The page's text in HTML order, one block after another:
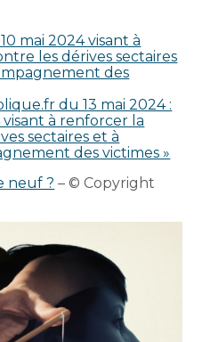
mai 2024 visant à
les dérives sectaires
des
du 13 mai 2024 :
visant à renforcer la
sectaires et à
des victimes »
neuf ? – © Copyright